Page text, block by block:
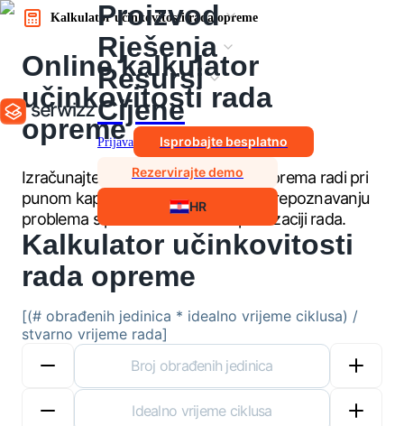
Proizvod
Rješenja
Resursi
Cijene
Prijava
Isprobajte besplatno
Rezervirajte demo
HR
Kalkulator učinkovitosti rada opreme
Online kalkulator
učinkovitosti rada
opreme
Izračunajte koliko učinkovito vaša oprema radi pri
punom kapacitetu. Ovo pomaže u prepoznavanju
problema s performansama i optimizaciji rada.
Kalkulator učinkovitosti
rada opreme
[(# obrađenih jedinica * idealno vrijeme ciklusa) /
stvarno vrijeme rada]